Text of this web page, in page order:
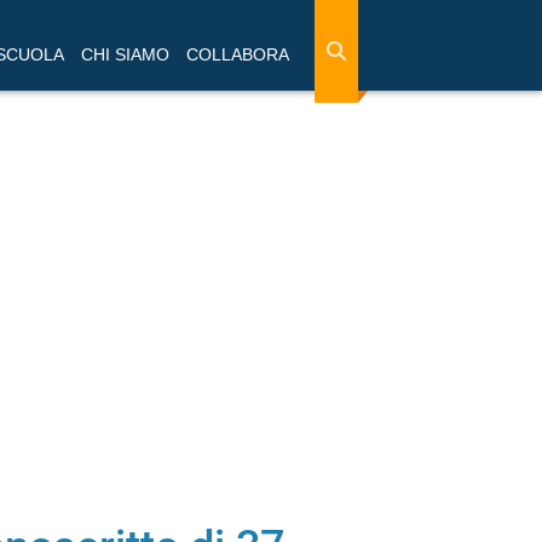
CHI SIAMO COLLABORA